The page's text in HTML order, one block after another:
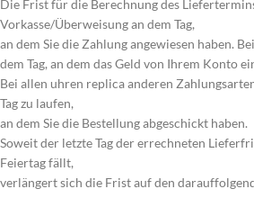
Die Frist für die Berechnung des
Vorkasse/Überweisung an dem Tag,
an dem Sie die Zahlung angewiesen haben.
dem Tag, an dem das Geld von Ihrem Konto
Bei allen uhren replica anderen
Tag zu laufen,
an dem Sie die Bestellung abgeschickt haben.
Soweit der letzte Tag der errechneten
Feiertag fällt,
verlängert sich die Frist auf den